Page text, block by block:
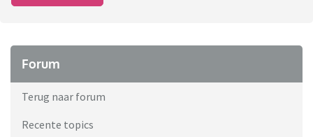
Forum
Terug naar forum
Recente topics